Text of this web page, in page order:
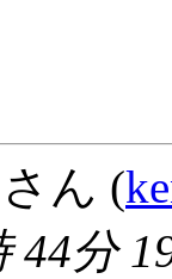
さん (
44分